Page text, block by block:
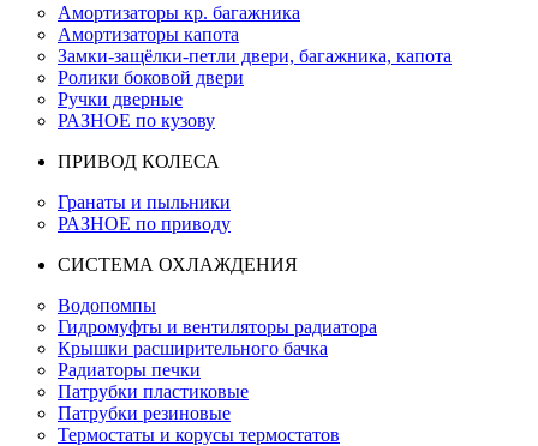
Амортизаторы кр. багажника
Амортизаторы капота
Замки-защёлки-петли двери, багажника, капота
Ролики боковой двери
Ручки дверные
РАЗНОЕ по кузову
ПРИВОД КОЛЕСА
Гранаты и пыльники
РАЗНОЕ по приводу
СИСТЕМА ОХЛАЖДЕНИЯ
Водопомпы
Гидромуфты и вентиляторы радиатора
Крышки расширительного бачка
Радиаторы печки
Патрубки пластиковые
Патрубки резиновые
Термостаты и корусы термостатов